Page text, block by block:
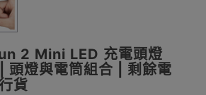
2 Mini LED 充電頭燈
燈與電筒組合 | 剩餘電
貨